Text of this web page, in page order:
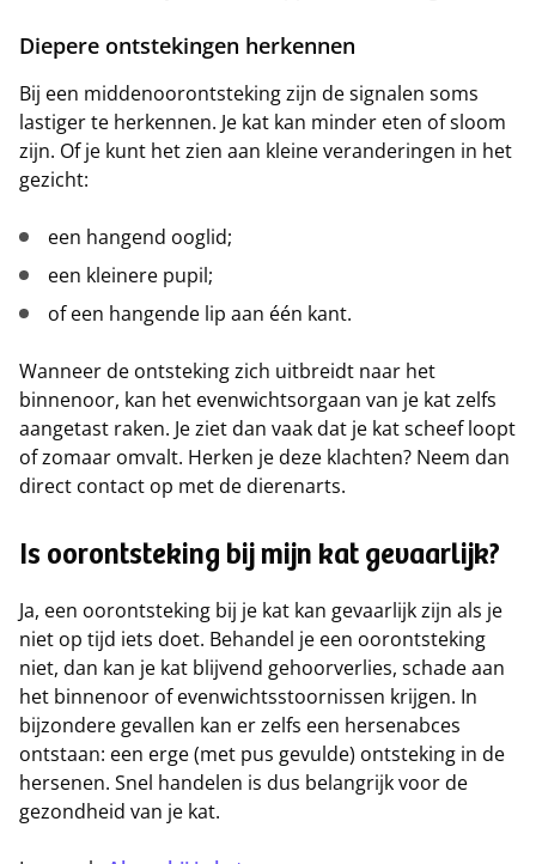
Diepere ontstekingen herkennen
Bij een middenoorontsteking zijn de signalen soms
lastiger te herkennen. Je kat kan minder eten of sloom
zijn. Of je kunt het zien aan kleine veranderingen in het
gezicht:
een hangend ooglid;
een kleinere pupil;
of een hangende lip aan één kant.
Wanneer de ontsteking zich uitbreidt naar het
binnenoor, kan het evenwichtsorgaan van je kat zelfs
aangetast raken. Je ziet dan vaak dat je kat scheef loopt
of zomaar omvalt. Herken je deze klachten? Neem dan
direct contact op met de dierenarts.
Is oorontsteking bij mijn kat gevaarlijk?
Ja, een oorontsteking bij je kat kan gevaarlijk zijn als je
niet op tijd iets doet. Behandel je een oorontsteking
niet, dan kan je kat blijvend gehoorverlies, schade aan
het binnenoor of evenwichtsstoornissen krijgen. In
bijzondere gevallen kan er zelfs een hersenabces
ontstaan: een erge (met pus gevulde) ontsteking in de
hersenen. Snel handelen is dus belangrijk voor de
gezondheid van je kat.